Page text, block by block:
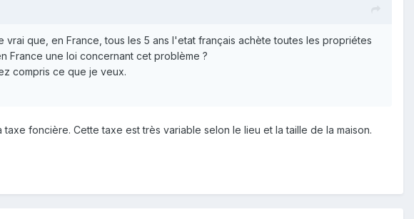
que, en France, tous les 5 ans l'etat français achète toutes les propriétes
France une loi concernant cet problème ?
compris ce que je veux.
foncière. Cette taxe est très variable selon le lieu et la taille de la maison.